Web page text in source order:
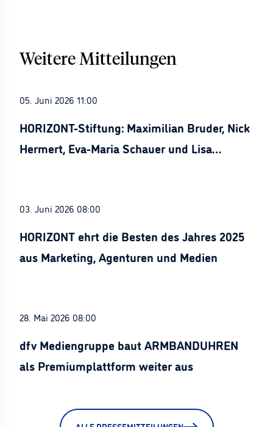
Weitere Mitteilungen
05. Juni 2026 11:00
HORIZONT-Stiftung: Maximilian Bruder, Nick
Hermert, Eva-Maria Schauer und Lisa
03. Juni 2026 08:00
HORIZONT ehrt die Besten des Jahres 2025
aus Marketing, Agenturen und Medien
28. Mai 2026 08:00
dfv Mediengruppe baut ARMBANDUHREN
als Premiumplattform weiter aus